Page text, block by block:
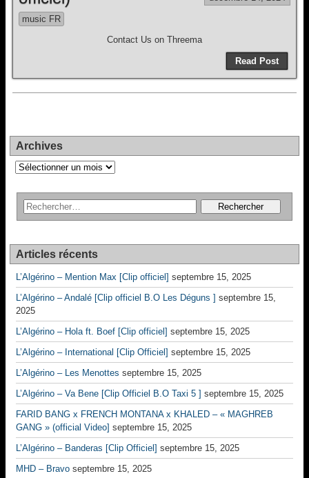
music FR
Contact Us on Threema
Read Post
Archives
Archives
Articles récents
L’Algérino – Mention Max [Clip officiel] septembre 15, 2025
L’Algérino – Andalé [Clip officiel B.O Les Déguns ] septembre 15,
2025
L’Algérino – Hola ft. Boef [Clip officiel] septembre 15, 2025
L’Algérino – International [Clip Officiel] septembre 15, 2025
L’Algérino – Les Menottes septembre 15, 2025
L’Algérino – Va Bene [Clip Officiel B.O Taxi 5 ] septembre 15, 2025
FARID BANG x FRENCH MONTANA x KHALED – « MAGHREB
GANG » (official Video] septembre 15, 2025
L’Algérino – Banderas [Clip Officiel] septembre 15, 2025
MHD – Bravo septembre 15, 2025